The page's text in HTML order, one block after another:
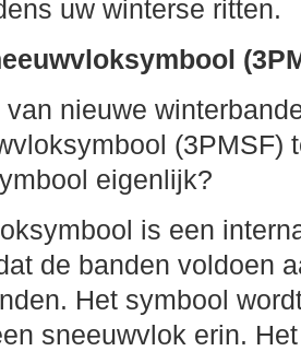
uw winterse ritten.
nieuwe
(3PMSF)
eigenlijk?
is een
de banden voldoen
Het symbool
sneeuwvlok erin.